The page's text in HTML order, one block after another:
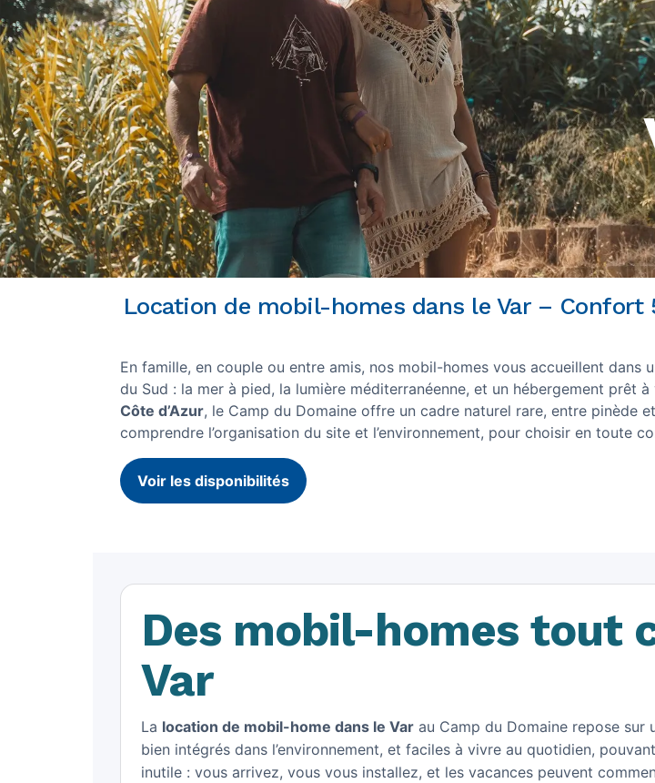
Location de mobil-homes dans le Var –
En famille, en couple ou entre amis, nos mobil-homes vous accueillent
du Sud : la mer à pied, la lumière méditerranéenne, et un hébergement prêt
Côte d’Azur, le Camp du Domaine offre un cadre naturel rare, entre pinède
comprendre l’organisation du site et l’environnement, pour choisir en toute
Voir les disponibilités
Des mobil-homes tout
Var
La location de mobil-home dans le Var au Camp du Domaine repose
bien intégrés dans l’environnement, et faciles à vivre au quotidien,
inutile : vous arrivez, vous vous installez, et les vacances peuvent